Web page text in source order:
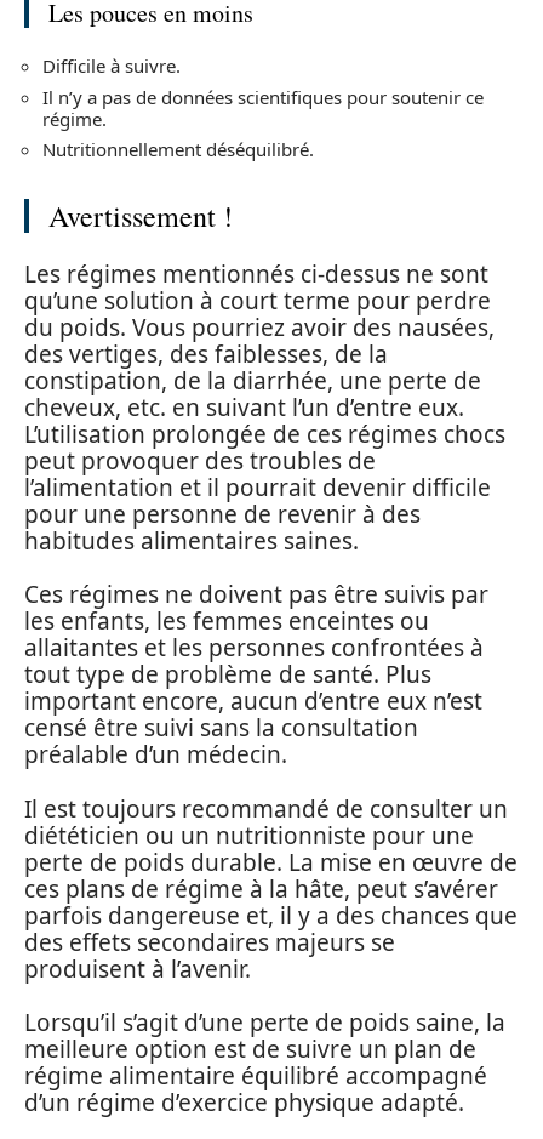
Les pouces en moins
Difficile à suivre.
Il n’y a pas de données scientifiques pour soutenir ce
régime.
Nutritionnellement déséquilibré.
Avertissement !
Les régimes mentionnés ci-dessus ne sont
qu’une solution à court terme pour perdre
du poids. Vous pourriez avoir des nausées,
des vertiges, des faiblesses, de la
constipation, de la diarrhée, une perte de
cheveux, etc. en suivant l’un d’entre eux.
L’utilisation prolongée de ces régimes chocs
peut provoquer des troubles de
l’alimentation et il pourrait devenir difficile
pour une personne de revenir à des
habitudes alimentaires saines.
Ces régimes ne doivent pas être suivis par
les enfants, les femmes enceintes ou
allaitantes et les personnes confrontées à
tout type de problème de santé. Plus
important encore, aucun d’entre eux n’est
censé être suivi sans la consultation
préalable d’un médecin.
Il est toujours recommandé de consulter un
diététicien ou un nutritionniste pour une
perte de poids durable. La mise en œuvre de
ces plans de régime à la hâte, peut s’avérer
parfois dangereuse et, il y a des chances que
des effets secondaires majeurs se
produisent à l’avenir.
Lorsqu’il s’agit d’une perte de poids saine, la
meilleure option est de suivre un plan de
régime alimentaire équilibré accompagné
d’un régime d’exercice physique adapté.